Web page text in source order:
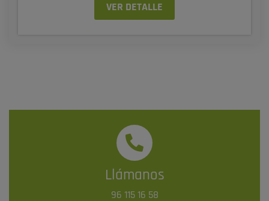
VER DETALLE
Llámanos
96 115 16 58